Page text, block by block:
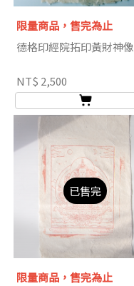
限量商品，售完為止
德格印經院拓印黃財神像
NT$ 2,500
已售完
限量商品，售完為止